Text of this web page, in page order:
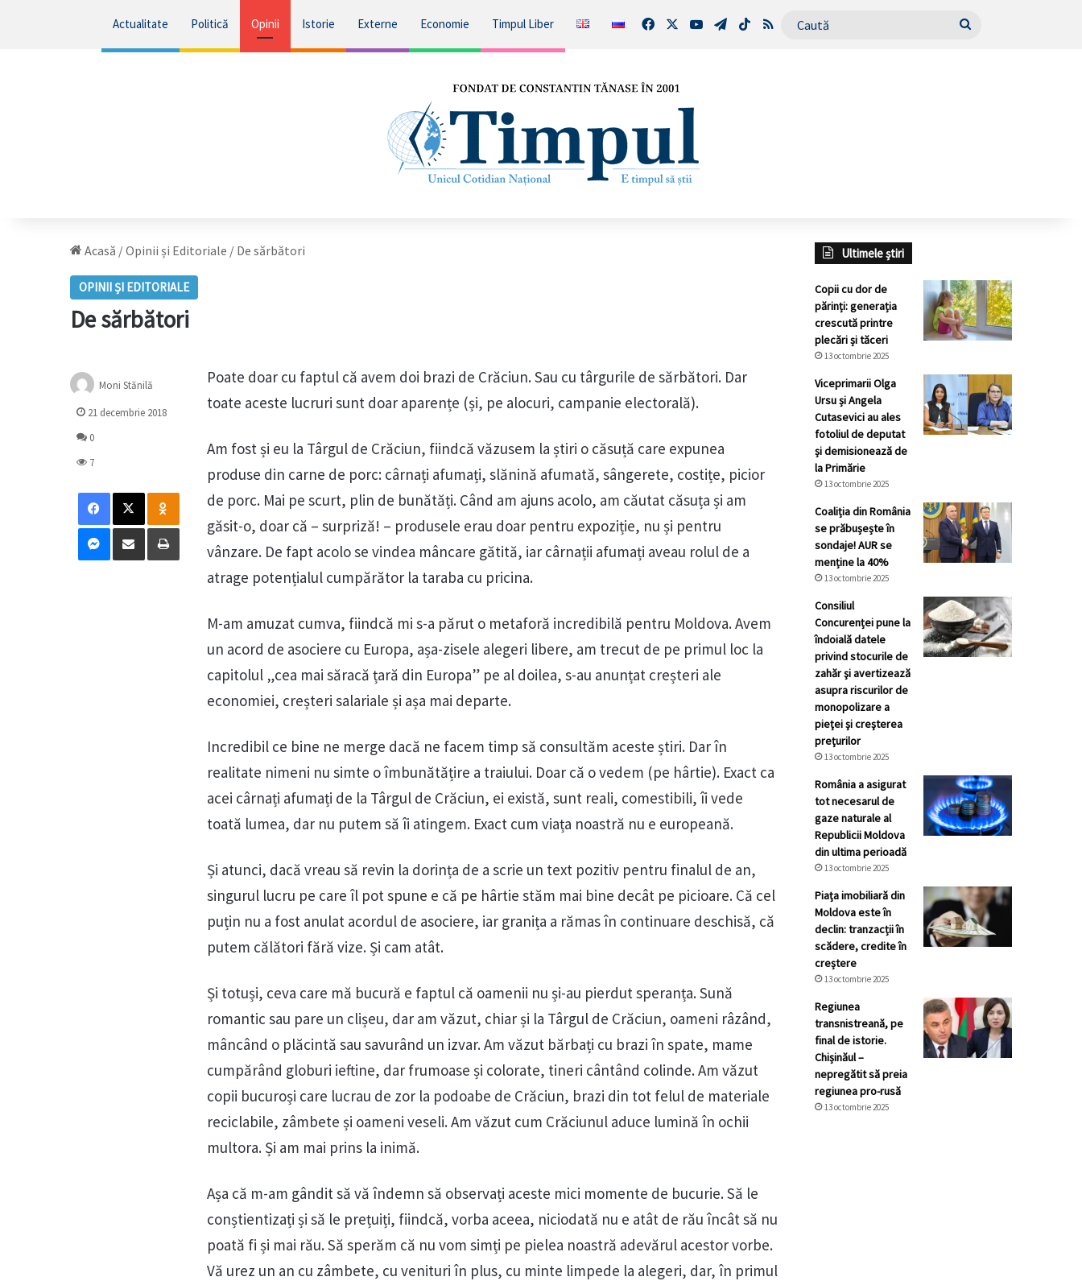
Actualitate Politică Opinii Istorie Externe Economie Timpul Liber FacebookYouTubeTelegram
TikTokRSS Caută
Acasă /Opinii și Editoriale / De sărbători
OPINII ȘI EDITORIALE
De sărbători
Poate doar cu faptul că avem doi brazi de Crăciun. Sau cu târgurile de sărbători. Dar
toate aceste lucruri sunt doar aparențe (și, pe alocuri, campanie electorală).
Am fost și eu la Târgul de Crăciun, fiindcă văzusem la știri o căsuță care expunea
produse din carne de porc: cârnați afumați, slănină afumată, sângerete, costițe, picior
de porc. Mai pe scurt, plin de bunătăți. Când am ajuns acolo, am căutat căsuța și am
găsit-o, doar că – surpriză! – produsele erau doar pentru expoziție, nu și pentru
vânzare. De fapt acolo se vindea mâncare gătită, iar cârnații afumați aveau rolul de a
atrage potențialul cumpărător la taraba cu pricina.
M-am amuzat cumva, fiindcă mi s-a părut o metaforă incredibilă pentru Moldova. Avem
un acord de asociere cu Europa, așa-zisele alegeri libere, am trecut de pe primul loc la
capitolul „cea mai săracă țară din Europa” pe al doilea, s-au anunțat creșteri ale
economiei, creșteri salariale și așa mai departe.
Incredibil ce bine ne merge dacă ne facem timp să consultăm aceste știri. Dar în
realitate nimeni nu simte o îmbunătățire a traiului. Doar că o vedem (pe hârtie). Exact ca
acei cârnați afumați de la Târgul de Crăciun, ei există, sunt reali, comestibili, îi vede
toată lumea, dar nu putem să îi atingem. Exact cum viața noastră nu e europeană.
Și atunci, dacă vreau să revin la dorința de a scrie un text pozitiv pentru finalul de an,
singurul lucru pe care îl pot spune e că pe hârtie stăm mai bine decât pe picioare. Că cel
puțin nu a fost anulat acordul de asociere, iar granița a rămas în continuare deschisă, că
putem călători fără vize. Și cam atât.
Și totuși, ceva care mă bucură e faptul că oamenii nu și-au pierdut speranța. Sună
romantic sau pare un clișeu, dar am văzut, chiar și la Târgul de Crăciun, oameni râzând,
mâncând o plăcintă sau savurând un izvar. Am văzut bărbați cu brazi în spate, mame
cumpărând globuri ieftine, dar frumoase și colorate, tineri cântând colinde. Am văzut
copii bucuroși care lucrau de zor la podoabe de Crăciun, brazi din tot felul de materiale
reciclabile, zâmbete și oameni veseli. Am văzut cum Crăciunul aduce lumină în ochii
multora. Și am mai prins la inimă.
Așa că m-am gândit să vă îndemn să observați aceste mici momente de bucurie. Să le
conștientizați și să le prețuiți, fiindcă, vorba aceea, niciodată nu e atât de rău încât să nu
poată fi și mai rău. Să sperăm că nu vom simți pe pielea noastră adevărul acestor vorbe.
Vă urez un an cu zâmbete, cu venituri în plus, cu minte limpede la alegeri, dar, în primul
Moni Stănilă
21 decembrie 2018
0
7
Facebook
X Odnoklassniki
Messenger
Distribuie prin mail Tipărește
Ultimele știri
Copii cu dor de
părinți: generația
crescută printre
plecări și tăceri
13 octombrie 2025
Viceprimarii Olga
Ursu și Angela
Cutasevici au ales
fotoliul de deputat
și demisionează de
la Primărie
13 octombrie 2025
Coaliția din România
se prăbușește în
sondaje! AUR se
menține la 40%
13 octombrie 2025
Consiliul
Concurenței pune la
îndoială datele
privind stocurile de
zahăr şi avertizează
asupra riscurilor de
monopolizare a
pieţei şi creşterea
preţurilor
13 octombrie 2025
România a asigurat
tot necesarul de
gaze naturale al
Republicii Moldova
din ultima perioadă
13 octombrie 2025
Piața imobiliară din
Moldova este în
declin: tranzacții în
scădere, credite în
creștere
13 octombrie 2025
Regiunea
transnistreană, pe
final de istorie.
Chișinăul –
nepregătit să preia
regiunea pro-rusă
13 octombrie 2025